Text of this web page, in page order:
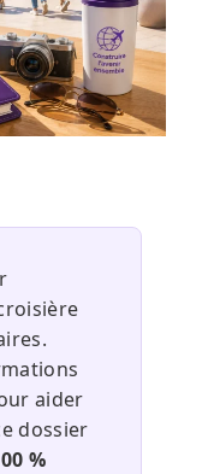
aider
dossier
%